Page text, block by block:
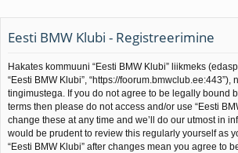
d
mi
d
Eesti BMW Klubi - Registreerimine
Hakates kommuuni “Eesti BMW Klubi” liikmeks
“Eesti BMW Klubi”, “https://foorum.bmwclub.ee:443”),
tingimustega. If you do not agree to be legally bound
terms then please do not access and/or use “Eesti
change these at any time and we’ll do our utmost in
would be prudent to review this regularly yourself as
“Eesti BMW Klubi” after changes mean you agree to